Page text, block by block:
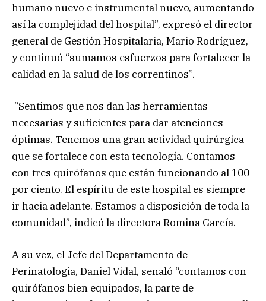
humano nuevo e instrumental nuevo, aumentando
así la complejidad del hospital”, expresó el director
general de Gestión Hospitalaria, Mario Rodríguez,
y continuó “sumamos esfuerzos para fortalecer la
calidad en la salud de los correntinos”.
“Sentimos que nos dan las herramientas
necesarias y suficientes para dar atenciones
óptimas. Tenemos una gran actividad quirúrgica
que se fortalece con esta tecnología. Contamos
con tres quirófanos que están funcionando al 100
por ciento. El espíritu de este hospital es siempre
ir hacia adelante. Estamos a disposición de toda la
comunidad”, indicó la directora Romina García.
A su vez, el Jefe del Departamento de
Perinatologia, Daniel Vidal, señaló “contamos con
quirófanos bien equipados, la parte de